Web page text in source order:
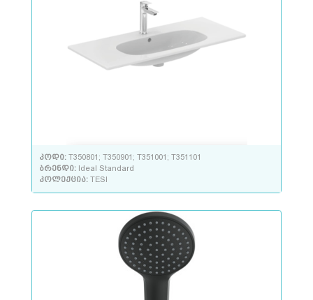
კოდი: T350801; T350901; T351001; T351101
ბრენდი: Ideal Standard
კოლექცია: TESI